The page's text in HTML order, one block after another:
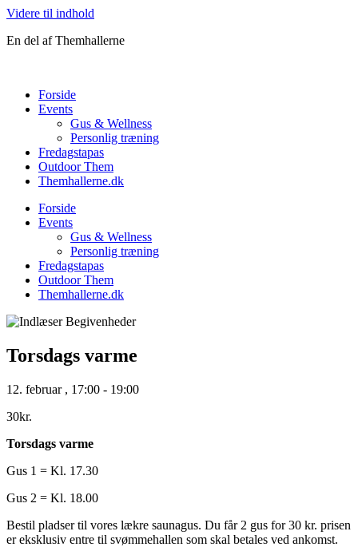
Videre til indhold
En del af Themhallerne
Forside
Events
Gus & Wellness
Personlig træning
Fredagstapas
Outdoor Them
Themhallerne.dk
Forside
Events
Gus & Wellness
Personlig træning
Fredagstapas
Outdoor Them
Themhallerne.dk
Torsdags varme
12. februar , 17:00 - 19:00
30kr.
Torsdags varme
Gus 1 = Kl. 17.30
Gus 2 = Kl. 18.00
Bestil pladser til vores lækre saunagus. Du får 2 gus for 30 kr. prisen
er eksklusiv entre til svømmehallen som skal betales ved ankomst.